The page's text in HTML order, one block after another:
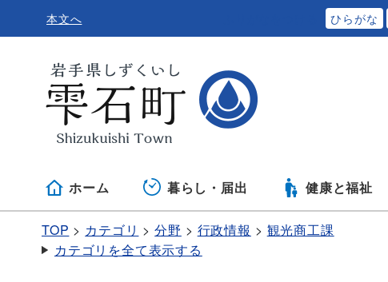
本文へ ひらがな
ホーム 暮らし・届出 健康と福祉
TOP カテゴリ 分野 行政情報
観光商工課
カテゴリを全て表示する